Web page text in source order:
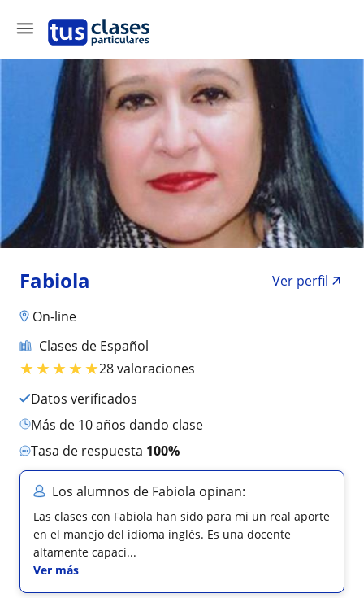
Fabiola
Ver perfil
On-line
Clases de Español
★★★★★28 valoraciones
Datos verificados
más de 10 años dando clase
Tasa de respuesta 100%
Los alumnos de Fabiola opinan:
Las clases con Fabiola han sido para mi un real aporte
en el manejo del idioma inglés. Es una docente
altamente capaci...
Ver más